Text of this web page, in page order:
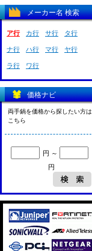
メーカー名 検索
ア行 カ行 サ行 タ行
ナ行 ハ行 マ行 ヤ行
ラ行 ワ行
価格ナビ
両手鍋を価格から探したい方は
こちら
円 ～
円